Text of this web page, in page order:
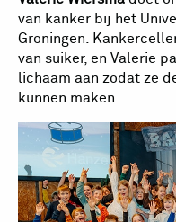
van kanker bij het
Groningen.
van suiker, en Valerie
lichaam aan zodat ze
kunnen maken.